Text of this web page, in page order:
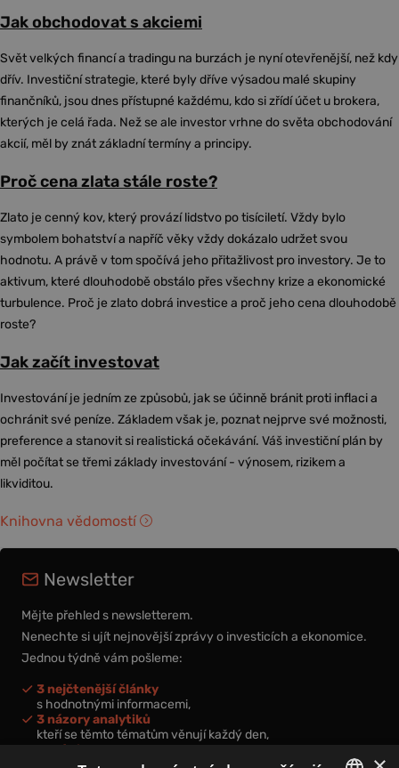
Jak obchodovat s akciemi
Svět velkých financí a tradingu na burzách je nyní otevřenější, než kdy
dřív. Investiční strategie, které byly dříve výsadou malé skupiny
finančníků, jsou dnes přístupné každému, kdo si zřídí účet u brokera,
kterých je celá řada. Než se ale investor vrhne do světa obchodování
akcií, měl by znát základní termíny a principy.
Proč cena zlata stále roste?
Zlato je cenný kov, který provází lidstvo po tisíciletí. Vždy bylo
symbolem bohatství a napříč věky vždy dokázalo udržet svou
hodnotu. A právě v tom spočívá jeho přitažlivost pro investory. Je to
aktivum, které dlouhodobě obstálo přes všechny krize a ekonomické
turbulence. Proč je zlato dobrá investice a proč jeho cena dlouhodobě
roste?
Jak začít investovat
Investování je jedním ze způsobů, jak se účinně bránit proti inflaci a
ochránit své peníze. Základem však je, poznat nejprve své možnosti,
preference a stanovit si realistická očekávání. Váš investiční plán by
měl počítat se třemi základy investování - výnosem, rizikem a
likviditou.
Knihovna vědomostí
Newsletter
Mějte přehled s newsletterem.
Nenechte si ujít nejnovější zprávy o investicích a ekonomice.
Jednou týdně vám pošleme:
3 nejčtenější články
s hodnotnými informacemi,
3 názory analytiků
kteří se těmto tématům věnují každý den,
nová videa a podcasty
k prohloubení vašich znalostí.